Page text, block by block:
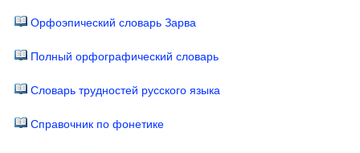
Орфоэпический словарь Зарва
Полный орфографический словарь
Словарь трудностей русского языка
Справочник по фонетике